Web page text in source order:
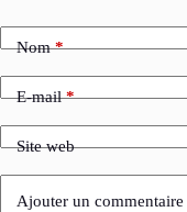
Nom*
E-mail*
Site web
Ajouter un commentaire